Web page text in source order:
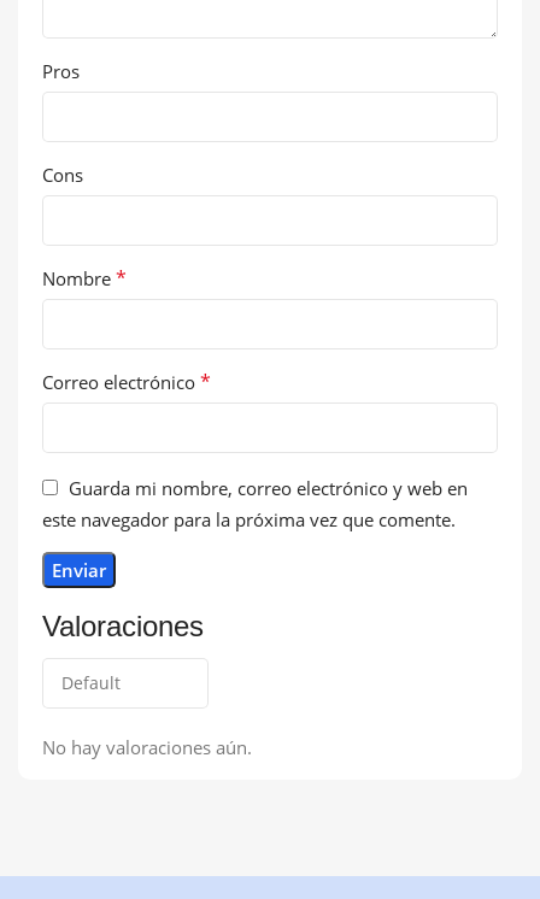
Valoraciones
No hay valoraciones aún.
Pros
Cons
Nombre *
Correo electrónico *
Guarda mi nombre, correo electrónico y web en
este navegador para la próxima vez que comente.